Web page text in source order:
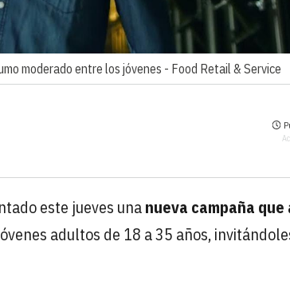
moderado entre los jóvenes - Food Retail & Service
este jueves unanueva campaña
adultos de 18 a 35 años,